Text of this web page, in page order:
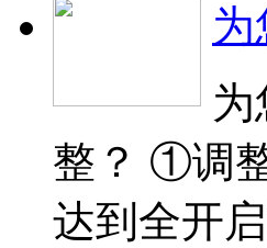
整？ ①调
达到全开